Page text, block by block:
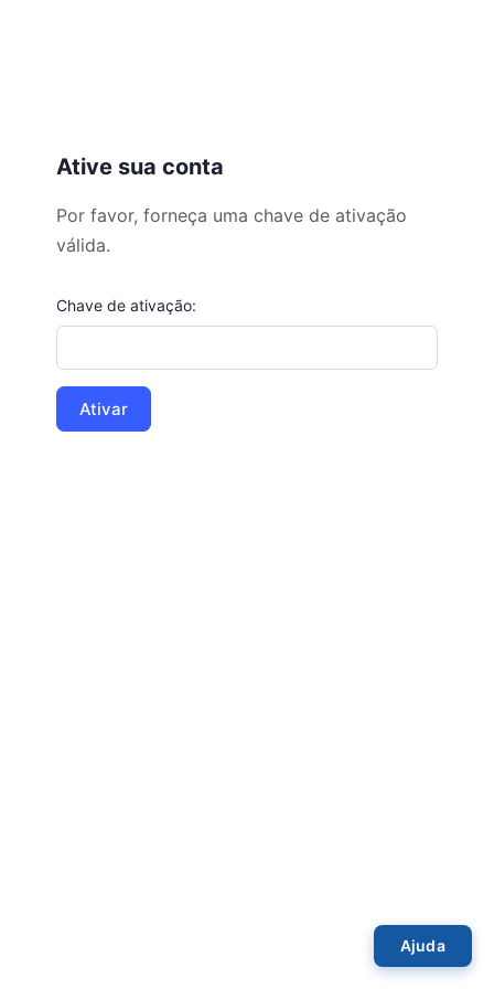
Ative sua conta
Por favor, forneça uma chave de ativação
válida.
Chave de ativação:
Ajuda